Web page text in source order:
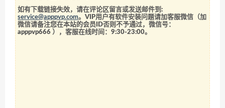
如有下载链接失效，请在评论区留言或发送邮件到:
service@apppvp.com。VIP用户有软件安装问题请加客服微信（加
微信请备注您在本站的会员ID否则不予通过，微信号：
apppvp666 ），客服在线时间：9:30-23:00。